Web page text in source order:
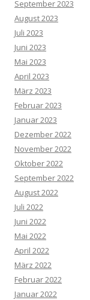
September 2023
August 2023
Juli 2023
Juni 2023
Mai 2023
April 2023
März 2023
Februar 2023
Januar 2023
Dezember 2022
November 2022
Oktober 2022
September 2022
August 2022
Juli 2022
Juni 2022
Mai 2022
April 2022
März 2022
Februar 2022
Januar 2022